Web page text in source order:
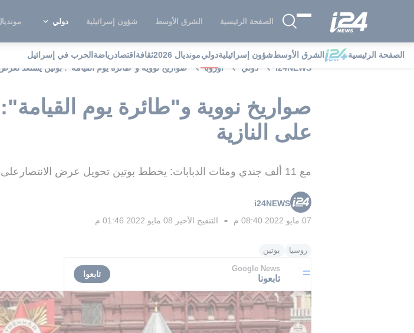
الصفحة الرئيسية الشرق الأوسط شؤون إسرائيلية دولي مونديال
الصفحة الرئيسية الشرق الأوسطشؤون إسرائيليةدوليمونديال 2026 ثقافة اقتصادرياضة الحرب في إسرائيل
i24NEWS
دولي أوروبا صواريخ نووية و"طائرة يوم القيامة": بوتين يستعد
صواريخ نووية و"طائرة يوم
على النازية
مع 11 ألف جندي ومئات الدبابات: يخطط بوتين تحويل عرض الانتصارعلى النازية إلى استعراض للقوة في ظل غزو أوكرانيا
i24NEWS
07 مايو 2022 08:40 م
■ التنقيح الأخير 08 مايو 2022 01:46 م
روسيا بوتين
Google News
تابعونا تابعوا